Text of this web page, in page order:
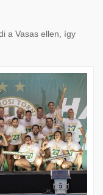
a Vasas ellen, így